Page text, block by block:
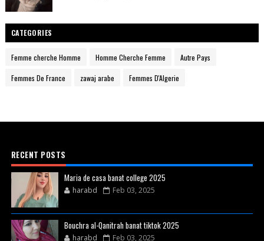
CATEGORIES
Femme cherche Homme Homme Cherche Femme Autre Pays
Femmes De France zawaj arabe Femmes D'Algerie
RECENT POSTS
Maria de casa banat college 2025
harabd Feb 03, 2025
Bouchra al-Qanitrah banat tiktok 2025
harabd Feb 03, 2025